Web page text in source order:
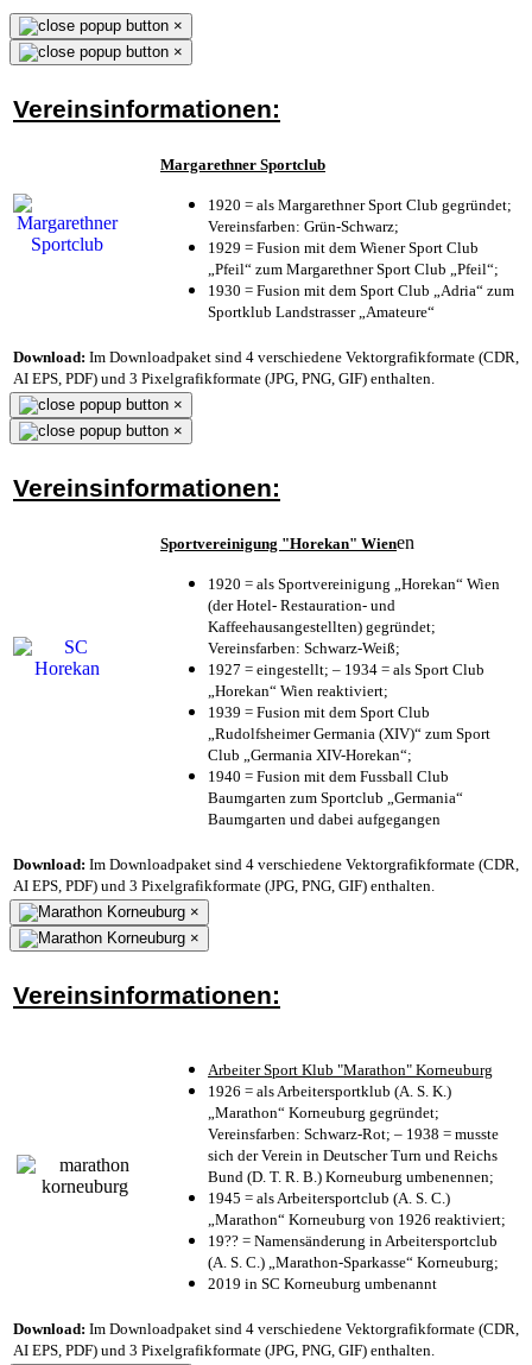
×
×
Vereinsinformationen:
Margarethner Sportclub
1920 = als Margarethner Sport Club gegründet;
Vereinsfarben: Grün-Schwarz;
1929 = Fusion mit dem Wiener Sport Club
„Pfeil“ zum Margarethner Sport Club „Pfeil“;
1930 = Fusion mit dem Sport Club „Adria“ zum
Sportklub Landstrasser „Amateure“
Download: Im Downloadpaket sind 4 verschiedene Vektorgrafikformate (CDR,
AI EPS, PDF) und 3 Pixelgrafikformate (JPG, PNG, GIF) enthalten.
×
×
Vereinsinformationen:
Sportvereinigung "Horekan" Wienen
1920 = als Sportvereinigung „Horekan“ Wien
(der Hotel- Restauration- und
Kaffeehausangestellten) gegründet;
Vereinsfarben: Schwarz-Weiß;
1927 = eingestellt; – 1934 = als Sport Club
„Horekan“ Wien reaktiviert;
1939 = Fusion mit dem Sport Club
„Rudolfsheimer Germania (XIV)“ zum Sport
Club „Germania XIV-Horekan“;
1940 = Fusion mit dem Fussball Club
Baumgarten zum Sportclub „Germania“
Baumgarten und dabei aufgegangen
Download: Im Downloadpaket sind 4 verschiedene Vektorgrafikformate (CDR,
AI EPS, PDF) und 3 Pixelgrafikformate (JPG, PNG, GIF) enthalten.
×
×
Vereinsinformationen:
Arbeiter Sport Klub "Marathon" Korneuburg
1926 = als Arbeitersportklub (A. S. K.)
„Marathon“ Korneuburg gegründet;
Vereinsfarben: Schwarz-Rot; – 1938 = musste
sich der Verein in Deutscher Turn und Reichs
Bund (D. T. R. B.) Korneuburg umbenennen;
1945 = als Arbeitersportclub (A. S. C.)
„Marathon“ Korneuburg von 1926 reaktiviert;
19?? = Namensänderung in Arbeitersportclub
(A. S. C.) „Marathon-Sparkasse“ Korneuburg;
2019 in SC Korneuburg umbenannt
Download: Im Downloadpaket sind 4 verschiedene Vektorgrafikformate (CDR,
AI EPS, PDF) und 3 Pixelgrafikformate (JPG, PNG, GIF) enthalten.